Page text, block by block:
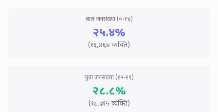
बाल जनसंख्या (०-१४)
२५.४%
(१६,४६७ व्यक्ति)
युवा जनसंख्या (१५-२९)
२८.८%
(१८,७१५ व्यक्ति)